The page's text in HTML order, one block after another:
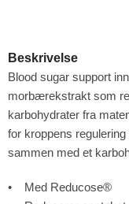
4%
Beskrivelse
Blood sugar support
morbærekstrakt som
karbohydrater fra
for kroppens
sammen med et
• Med Reducose®